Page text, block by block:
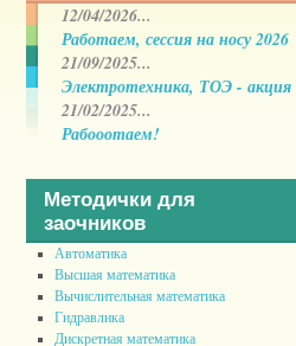
12/04/2026...
Работаем, сессия на носу 2026
21/09/2025...
Электротехника, ТОЭ - акция
21/02/2025...
Рабооотаем!
Методички для
заочников
Автоматика
Высшая математика
Вычислительная математика
Гидравлика
Дискретная математика